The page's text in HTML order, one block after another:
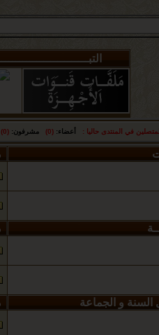
المتصلين في المنتدى حاليا : أعضاء: (0) مشرفون: (0)
السنة و الجماعة